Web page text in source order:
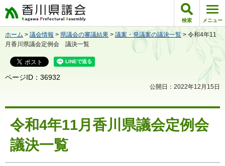
香川県議会 検索 メニュー
ホーム > 議会情報 > 県議会の審議結果 > 議案・発議案の議決一覧 > 令和4年11
月香川県議会定例会 議決一覧
ページID：36932
公開日：2022年12月15日
令和4年11月香川県議会定例会
議決一覧